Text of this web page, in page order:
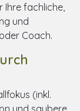
fachliche,
und
Coach.
(inkl.
und saubere